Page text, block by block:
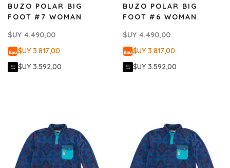
BUZO POLAR BIG
FOOT #7 WOMAN
$UY 4.490,00
$UY 3.817,00
$UY 3.592,00
BUZO POLAR BIG
FOOT #6 WOMAN
$UY 4.490,00
$UY 3.817,00
$UY 3.592,00